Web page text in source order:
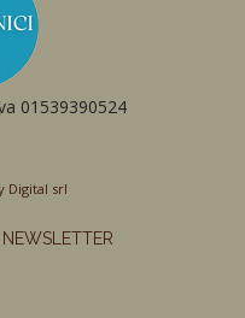
01539390524
Digital srl